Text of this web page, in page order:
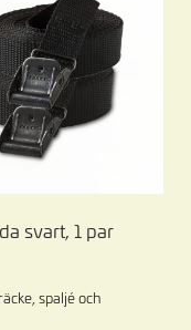
svart, 1 par
spaljé och